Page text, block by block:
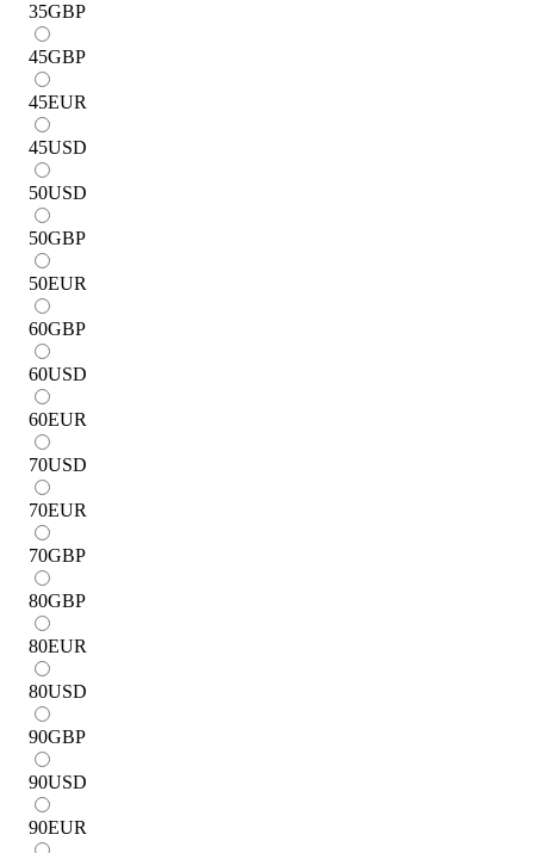
35GBP
45GBP
45EUR
45USD
50USD
50GBP
50EUR
60GBP
60USD
60EUR
70USD
70EUR
70GBP
80GBP
80EUR
80USD
90GBP
90USD
90EUR